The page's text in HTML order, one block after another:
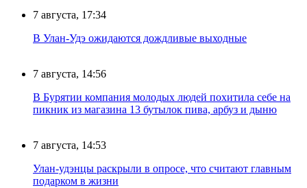
7 августа, 17:34
В Улан-Удэ ожидаются дождливые выходные
7 августа, 14:56
В Бурятии компания молодых людей похитила себе на
пикник из магазина 13 бутылок пива, арбуз и дыню
7 августа, 14:53
Улан-удэнцы раскрыли в опросе, что считают главным
подарком в жизни